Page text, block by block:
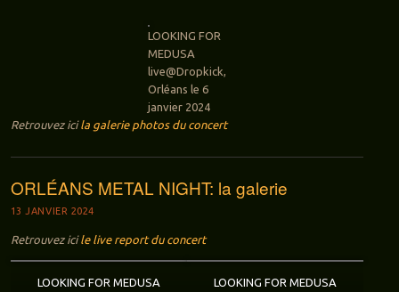
LOOKING FOR
MEDUSA
live@Dropkick,
Orléans le 6
janvier 2024
Retrouvez icila galerie photos du concert
ORLÉANS METAL NIGHT: la galerie
13 JANVIER 2024
Retrouvez icile live report du concert
LOOKING FOR MEDUSA
LOOKING FOR MEDUSA